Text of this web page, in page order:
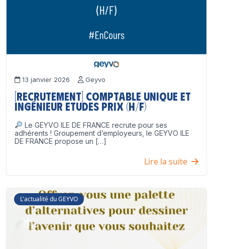
13 janvier 2026 Geyvo
[Recrutement] Comptable unique et
Ingénieur Etudes Prix (H/F)
Le GEYVO ILE DE FRANCE recrute pour ses
adhérents ! Groupement d’employeurs, le GEYVO ILE
DE FRANCE propose un […]
Lire la suite
L'actualité du GEYVO